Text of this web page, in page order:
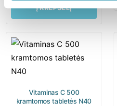
Į KREPŠELĮ
Vitaminas C 500
kramtomos tabletės N40